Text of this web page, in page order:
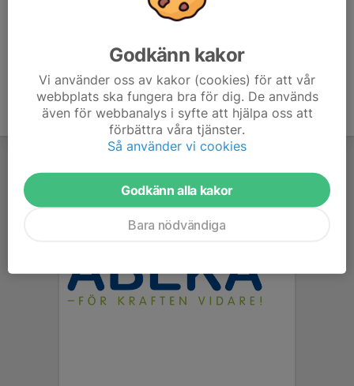
Godkänn kakor
Vi använder oss av kakor (cookies) för att vår
webbplats ska fungera bra för dig. De används
även för webbanalys i syfte att hjälpa oss att
förbättra våra tjänster.
Så använder vi cookies
Godkänn alla kakor
Bara nödvändiga